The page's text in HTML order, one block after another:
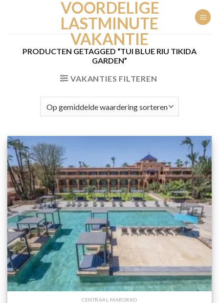
VOORDELIGE
LASTMINUTE
VAKANTIE
PRODUCTEN GETAGGED “TUI BLUE RIU TIKIDA
GARDEN”
VAKANTIES FILTEREN
CENTRAAL MAROKKO